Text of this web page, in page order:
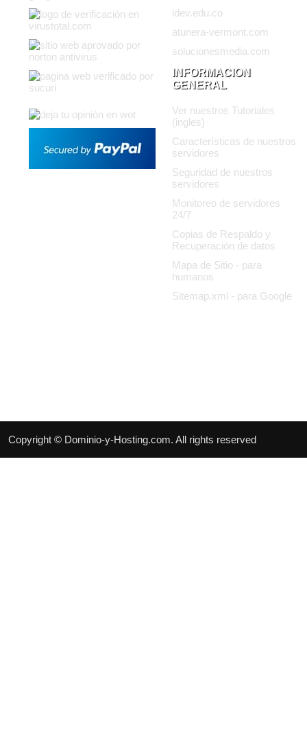
idev.edu.co
atunera-vermont.com
solucionesmedia.com
INFORMACION
GENERAL
Ver nuestros Tutoriales
(ingles)
Características de nuestros
servidores
Seguridad de nuestros
servidores
Monitoreo de servidores
24/7
Copias de Respaldo y
Recuperación de datos
Mapa de Sitio - para
humanos
Sitemap.xml - para Google
Copyright © Dominio-y-Hosting.com. All rights reserved